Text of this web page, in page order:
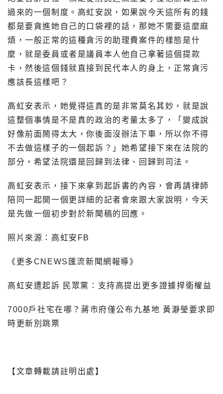
過來的一個制度。高虹安說，如果說今天這所有的錢
都是要貪進她自己的口袋裡的話，那她不需要這麼麻
煩，一般正常的這種貪污的助理費案件的樣態是什
麼，就是委員或者是議員本人他自己拿著這個提款
卡，然後這個錢就直接到民代本人的身上，正常貪污
應該長這樣吧？
高虹安表示，她覺得這真的是非常莫名其妙，就是說
這整個事情是不是真的政治的考量太多了，「變成說
好像前面鬧得太大，你後面沒辦法下車，所以你不得
不去做這樣子的一個起訴？」她希望接下來在法院的
部分，希望法院還是回歸到法律、回歸到司法。
高虹安表示，接下來拿到起訴書的內容，會再請律師
陪同一起開一個更詳細的記者會來跟大家說明，今天
是先做一個初步對於新聞稿的回應。
照片來源：高虹安FB
《更多CNEWS匯流新聞網報導》
高虹安遭起訴 民眾黨：支持高提出更多證據捍衛權益
7000戶社宅在哪？蔣市府僅公布九基地 黃瀞瑩要求即
時更新別跳票
【文章轉載請註明出處】